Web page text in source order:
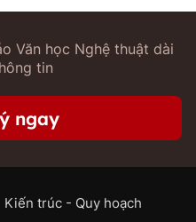
Văn học Nghệ thuật dài
tin
ngay
Kiến trúc - Quy hoạch